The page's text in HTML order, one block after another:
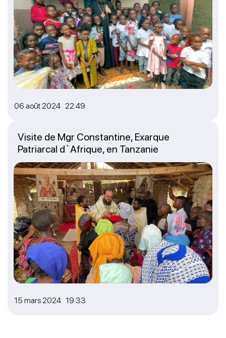
06 août 2024 22:49
15 mars 2024 19:33
Visite de Mgr Constantine, Exarque
Patriarcal d`Afrique, en Tanzanie